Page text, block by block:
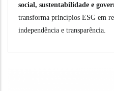
social, sustentabilidade e
transforma princípios ESG em
independência e transparência.